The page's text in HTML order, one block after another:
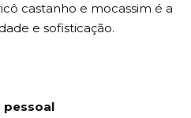
castanho e mocassim é a
e sofisticação.
pessoal